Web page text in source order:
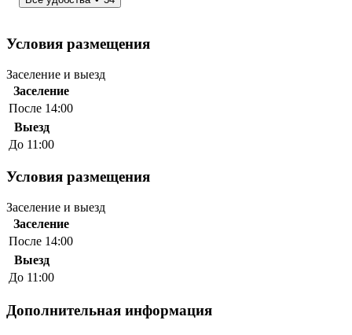
Условия размещения
Заселение и выезд
Заселение
После 14:00
Выезд
До 11:00
Условия размещения
Заселение и выезд
Заселение
После 14:00
Выезд
До 11:00
Дополнительная информация